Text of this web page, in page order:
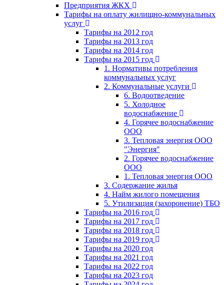
Предприятия ЖКХ
Тарифы на оплату жилищно-коммунальных
услуг
Тарифы на 2012 год
Тарифы на 2013 год
Тарифы на 2014 год
Тарифы на 2015 год
1. Нормативы потребления
коммунальных услуг
2. Коммунальные услуги
6. Водоотведение
5. Холодное
водоснабжение
4. Горячее водоснабжение
ООО
3. Тепловая энергия ООО
"Энергия"
2. Горячее водоснабжение
ООО
1. Тепловая энергия ООО
3. Содержание жилья
4. Найм жилого помещения
5. Утилизация (захоронение) ТБО
Тарифы на 2016 год
Тарифы на 2017 год
Тарифы на 2018 год
Тарифы на 2019 год
Тарифы на 2020 год
Тарифы на 2021 год
Тарифы на 2022 год
Тарифы на 2023 год